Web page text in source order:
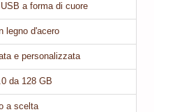
a forma di cuore
legno d'acero
e personalizzata
da 128 GB
a scelta